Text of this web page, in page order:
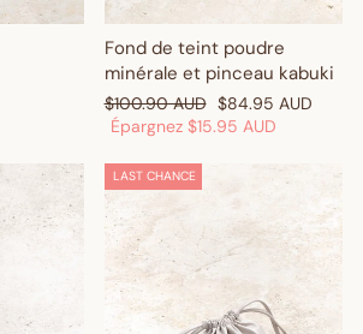
Fond de teint poudre
minérale et pinceau kabuki
Prix
régulier
$100.90 AUD Prix
réduit
$84.95 AUD
Épargnez $15.95 AUD
LAST CHANCE